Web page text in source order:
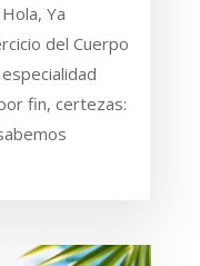
Ya
del Cuerpo
fin, certezas: